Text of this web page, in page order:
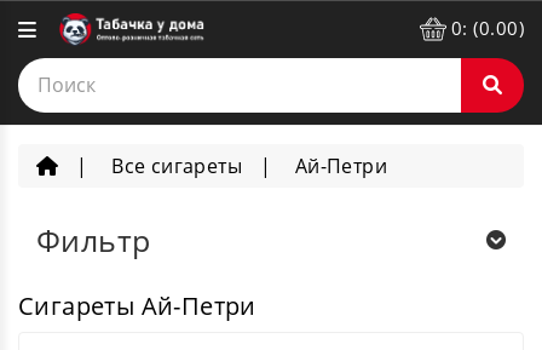
0: (0.00)
Все сигареты Ай-Петри
Фильтр
Сигареты Ай-Петри